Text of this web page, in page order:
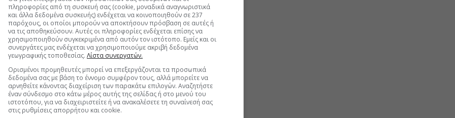
πριν την έναρξη της σημερινής συνεδρίασης
των Τραπεζικών μετοχών, κατά την τελευταία
ήταν "αν τα κέρδη που 'γράφτηκαν' στον
σε άλλο κομμάτι του ταμπλώ, ή αν οι traders θα
των τιμών, προκειμένου να επανατοποθετηθούν,
συνεδρίαση απάντησε μερικώς, καθώς
κινήσεις σε, μη Τραπεζικούς,
πληροφορίες από τη συσκευή σας (cookie, μοναδικά αναγνωριστικά
και άλλα δεδομένα συσκευής) ενδέχεται να κοινοποιηθούν σε 237
παρόχους, οι οποίοι μπορούν να αποκτήσουν πρόσβαση σε αυτές ή
να τις αποθηκεύσουν. Αυτές οι πληροφορίες ενδέχεται επίσης να
χρησιμοποιηθούν συγκεκριμένα από αυτόν τον ιστότοπο. Εμείς και οι
συνεργάτες μας ενδέχεται να χρησιμοποιούμε ακριβή δεδομένα
γεωγραφικής τοποθεσίας. Λίστα συνεργατών.
Ορισμένοι προμηθευτές μπορεί να επεξεργάζονται τα προσωπικά
δεδομένα σας με βάση το έννομο συμφέρον τους, αλλά μπορείτε να
αρνηθείτε κάνοντας διαχείριση των παρακάτω επιλογών. Αναζητήστε
έναν σύνδεσμο στο κάτω μέρος αυτής της σελίδας ή στο μενού του
ιστοτόπου, για να διαχειριστείτε ή να ανακαλέσετε τη συναίνεσή σας
στις ρυθμίσεις απορρήτου και cookie.